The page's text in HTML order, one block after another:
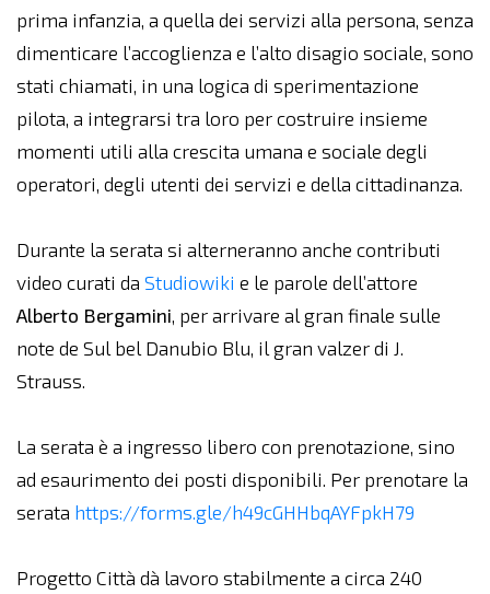
prima infanzia, a quella dei servizi alla persona, senza
dimenticare l’accoglienza e l’alto disagio sociale, sono
stati chiamati, in una logica di sperimentazione
pilota, a integrarsi tra loro per costruire insieme
momenti utili alla crescita umana e sociale degli
operatori, degli utenti dei servizi e della cittadinanza.
Durante la serata si alterneranno anche contributi
video curati da Studiowiki e le parole dell’attore
Alberto Bergamini, per arrivare al gran finale sulle
note de Sul bel Danubio Blu, il gran valzer di J.
Strauss.
La serata è a ingresso libero con prenotazione, sino
ad esaurimento dei posti disponibili. Per prenotare la
serata https://forms.gle/h49cGHHbqAYFpkH79
Progetto Città dà lavoro stabilmente a circa 240